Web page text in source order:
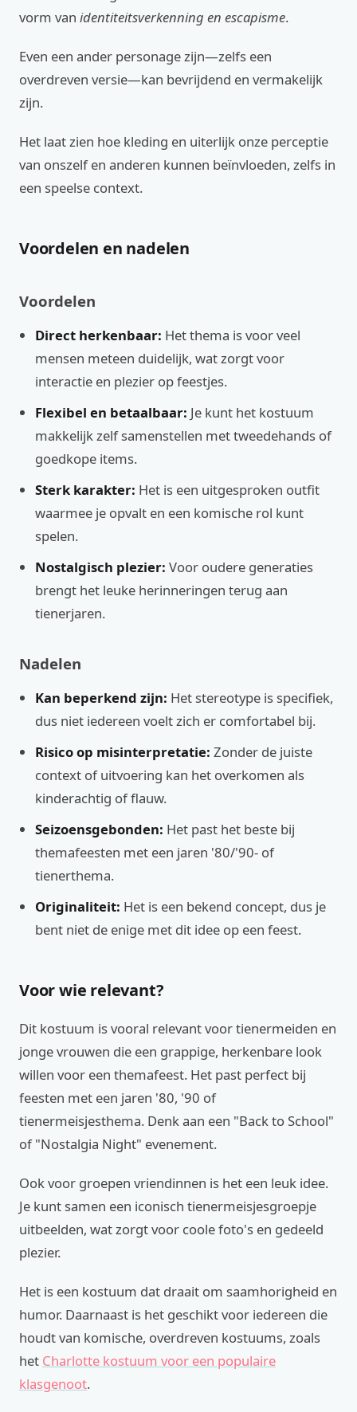
vorm van identiteitsverkenning en escapisme.
Even een ander personage zijn—zelfs een
overdreven versie—kan bevrijdend en vermakelijk
zijn.
Het laat zien hoe kleding en uiterlijk onze perceptie
van onszelf en anderen kunnen beïnvloeden, zelfs in
een speelse context.
Voordelen en nadelen
Voordelen
Direct herkenbaar: Het thema is voor veel
mensen meteen duidelijk, wat zorgt voor
interactie en plezier op feestjes.
Flexibel en betaalbaar: Je kunt het kostuum
makkelijk zelf samenstellen met tweedehands of
goedkope items.
Sterk karakter: Het is een uitgesproken outfit
waarmee je opvalt en een komische rol kunt
spelen.
Nostalgisch plezier: Voor oudere generaties
brengt het leuke herinneringen terug aan
tienerjaren.
Nadelen
Kan beperkend zijn: Het stereotype is specifiek,
dus niet iedereen voelt zich er comfortabel bij.
Risico op misinterpretatie: Zonder de juiste
context of uitvoering kan het overkomen als
kinderachtig of flauw.
Seizoensgebonden: Het past het beste bij
themafeesten met een jaren '80/'90- of
tienerthema.
Originaliteit: Het is een bekend concept, dus je
bent niet de enige met dit idee op een feest.
Voor wie relevant?
Dit kostuum is vooral relevant voor tienermeiden en
jonge vrouwen die een grappige, herkenbare look
willen voor een themafeest. Het past perfect bij
feesten met een jaren '80, '90 of
tienermeisjesthema. Denk aan een "Back to School"
of "Nostalgia Night" evenement.
Ook voor groepen vriendinnen is het een leuk idee.
Je kunt samen een iconisch tienermeisjesgroepje
uitbeelden, wat zorgt voor coole foto's en gedeeld
plezier.
Het is een kostuum dat draait om saamhorigheid en
humor. Daarnaast is het geschikt voor iedereen die
houdt van komische, overdreven kostuums, zoals
het Charlotte kostuum voor een populaire
klasgenoot.